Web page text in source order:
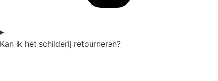
Kan ik het schilderij retourneren?